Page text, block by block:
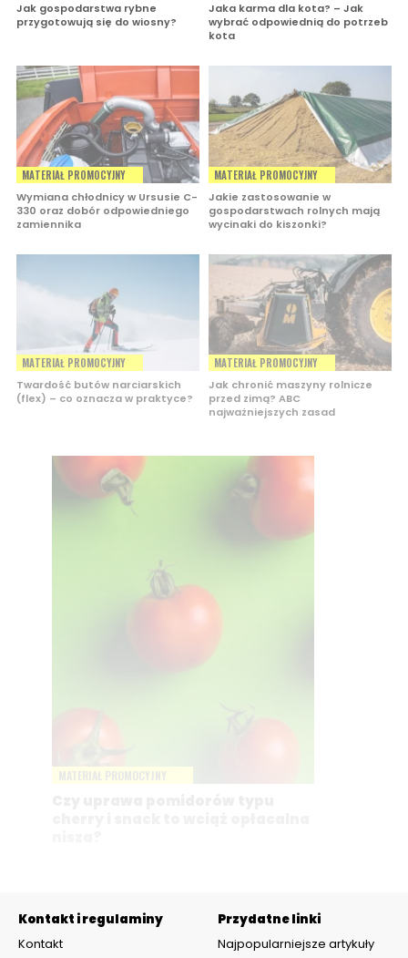
Jak gospodarstwa rybne
przygotowują się do wiosny?
Jaka karma dla kota? – Jak
wybrać odpowiednią do potrzeb
kota
MATERIAŁ PROMOCYJNY
Wymiana chłodnicy w Ursusie C-
330 oraz dobór odpowiedniego
zamiennika
MATERIAŁ PROMOCYJNY
Jakie zastosowanie w
gospodarstwach rolnych mają
wycinaki do kiszonki?
MATERIAŁ PROMOCYJNY
Twardość butów narciarskich
(flex) – co oznacza w praktyce?
MATERIAŁ PROMOCYJNY
Jak chronić maszyny rolnicze
przed zimą? ABC
najważniejszych zasad
Kontakt i regulaminy
Kontakt
Przydatne linki
Najpopularniejsze artykuły